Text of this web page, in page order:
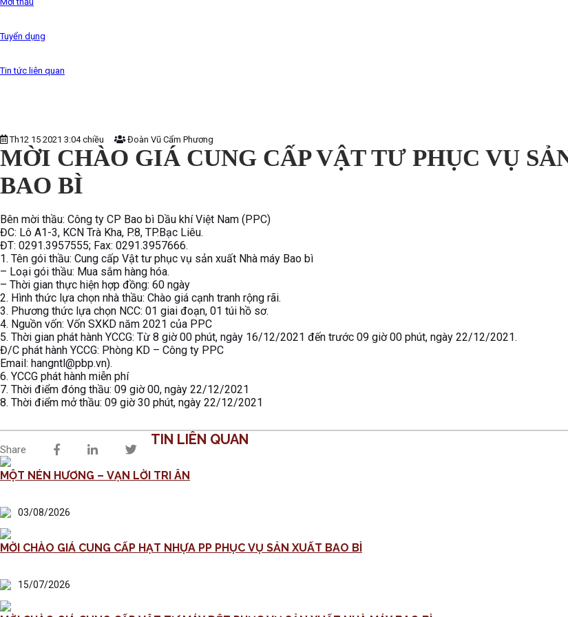
Tuyển dụng
Tin tức liên quan
Th12 15 2021 3:04 chiều Đoàn Vũ Cẩm Phương
MỜI CHÀO GIÁ CUNG CẤP VẬT TƯ PHỤC VỤ
BAO BÌ
Bên mời thầu: Công ty CP Bao bì Dầu khí Việt Nam (PPC)
ĐC: Lô A1-3, KCN Trà Kha, P.8, TP.Bạc Liêu.
ĐT: 0291.3957555; Fax: 0291.3957666.
1. Tên gói thầu: Cung cấp Vật tư phục vụ sản xuất Nhà máy Bao bì
– Loại gói thầu: Mua sắm hàng hóa.
– Thời gian thực hiện hợp đồng: 60 ngày
2. Hình thức lựa chọn nhà thầu: Chào giá cạnh tranh rộng rãi.
3. Phương thức lựa chọn NCC: 01 giai đoạn, 01 túi hồ sơ.
4. Nguồn vốn: Vốn SXKD năm 2021 của PPC
5. Thời gian phát hành YCCG: Từ 8 giờ 00 phút, ngày 16/12/2021 đến trước 09 giờ 00 phút, ngày 22/12/2021.
Đ/C phát hành YCCG: Phòng KD – Công ty PPC
Email: hangntl@pbp.vn).
6. YCCG phát hành miễn phí
7. Thời điểm đóng thầu: 09 giờ 00, ngày 22/12/2021
8. Thời điểm mở thầu: 09 giờ 30 phút, ngày 22/12/2021
Share
TIN LIÊN QUAN
MỘT NÉN HƯƠNG – VẠN LỜI TRI ÂN
03/08/2026
MỜI CHÀO GIÁ CUNG CẤP HẠT NHỰA PP PHỤC VỤ SẢN XUẤT BAO BÌ
15/07/2026